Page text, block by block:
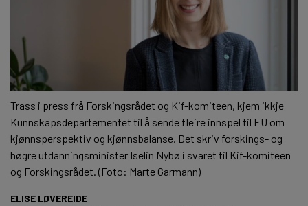
Trass i press frå Forskingsrådet og Kif-komiteen, kjem ikkje
Kunnskapsdepartementet til å sende fleire innspel til EU om
kjønnsperspektiv og kjønnsbalanse. Det skriv forskings- og
høgre utdanningsminister Iselin Nybø i svaret til Kif-komiteen
og Forskingsrådet. (Foto: Marte Garmann)
ELISE LØVEREIDE